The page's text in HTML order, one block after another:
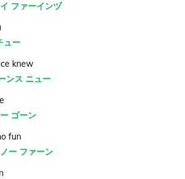
ファーインヅ
ュー
knew
ンス ニュー
ゴーン
fun
ー ファーン